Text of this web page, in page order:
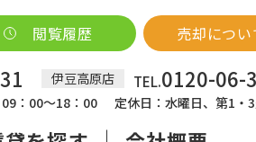
伊豆高原店 TEL.0120-06-
：00～18：00 定休日：水曜日、第1・
閲覧履歴 売却につい